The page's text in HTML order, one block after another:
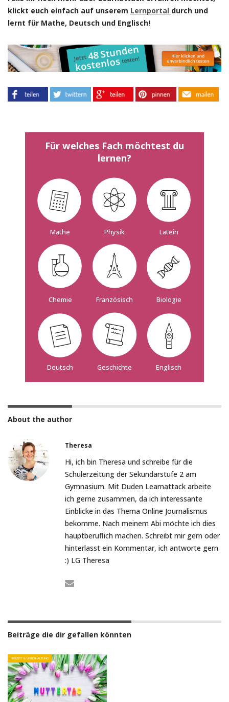
klickt euch einfach auf unserem Lernportal durch und
lernt für Mathe, Deutsch und Englisch!
Für welches Fach möchtest du
lernen?
Mathe Physik Latein
Chemie Französisch Biologie
Deutsch Geschichte Englisch
About the author
Theresa
Hi, ich bin Theresa und schreibe für die
Schülerzeitung der Sekundarstufe 2 am
Gymnasium. Mit Duden Learnattack arbeite
ich gerne zusammen, da ich interessante
Einblicke in das Thema Online Journalismus
bekomme. Nach meinem Abi möchte ich dies
hauptberuflich machen. Schreibt mir gern oder
hinterlasst ein Kommentar, ich antworte gern
:) LG Theresa
Beiträge die dir gefallen könnten
FREIZEIT & UNTERHALTUNG